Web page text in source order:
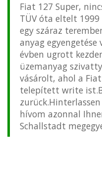
Fiat 127 Super,
TÜV óta eltelt
egy száraz
anyag egyengetése
évben ugrott
üzemanyag
vásárolt, ahol a
telepített write
hívom azonnal
Schallstadt